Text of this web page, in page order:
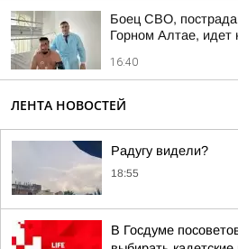
Боец СВО,
Горном Алтае, идет
16:40
ЛЕНТА НОВОСТЕЙ
Радугу видели?
18:55
В Госдуме